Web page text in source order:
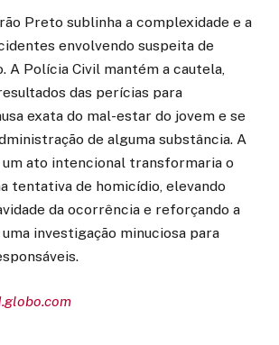
Preto sublinha a complexidade e a
envolvendo suspeita de
A Polícia Civil mantém a cautela,
das perícias para
exata do mal-estar do jovem e se
de alguma substância. A
ato intencional transformaria o
tentativa de homicídio, elevando
da ocorrência e reforçando a
investigação minuciosa para